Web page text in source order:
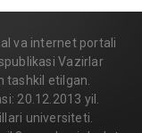
va internet portali
Vazirlar
tashkil etilgan.
20.12.2013 yil.
universiteti.